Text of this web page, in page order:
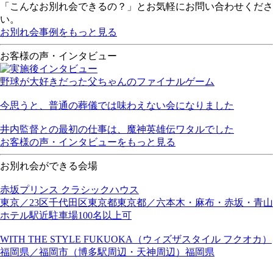
「こんなお別れ会できるの？」とお気軽にお問い合わせくださ
い。
お別れ会事例をもっと見る
お客様の声・インタビュー
野球が大好きだった父ちゃんのファイナルゲーム
今思うと、普通の葬儀では味わえない会になりました
井内監督との最初の仕事は、魔神英雄伝ワタルでした
お客様の声・インタビューをもっと見る
お別れ会ができる会場
赤坂プリンス クラシックハウス
東京／23区千代田区東京都東京都／六本木・麻布・赤坂・青山
ホテル駅近駐車場100名以上可
WITH THE STYLE FUKUOKA（ウィズザスタイル フクオカ）
福岡県／福岡市（博多駅周辺・天神周辺） 福岡県